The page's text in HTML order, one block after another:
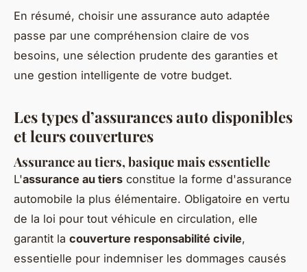
En résumé, choisir une assurance auto adaptée
passe par une compréhension claire de vos
besoins, une sélection prudente des garanties et
une gestion intelligente de votre budget.
Les types d’assurances auto disponibles
et leurs couvertures
Assurance au tiers, basique mais essentielle
L'assurance au tiers constitue la forme d'assurance
automobile la plus élémentaire. Obligatoire en vertu
de la loi pour tout véhicule en circulation, elle
garantit la couverture responsabilité civile,
essentielle pour indemniser les dommages causés